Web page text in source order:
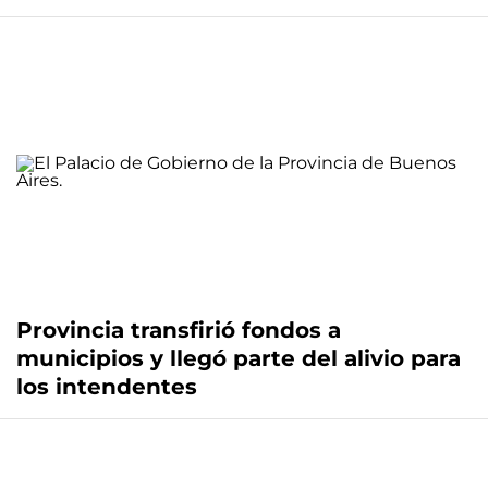
Provincia transfirió fondos a
municipios y llegó parte del alivio para
los intendentes